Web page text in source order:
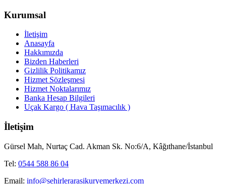
Kurumsal
İletişim
Anasayfa
Hakkımızda
Bizden Haberleri
Gizlilik Politikamız
Hizmet Sözleşmesi
Hizmet Noktalarımız
Banka Hesap Bilgileri
Uçak Kargo ( Hava Taşımacılık )
İletişim
Gürsel Mah, Nurtaç Cad. Akman Sk. No:6/A, Kâğıthane/İstanbul
Tel: 0544 588 86 04
Email: info@sehirlerarasikuryemerkezi.com